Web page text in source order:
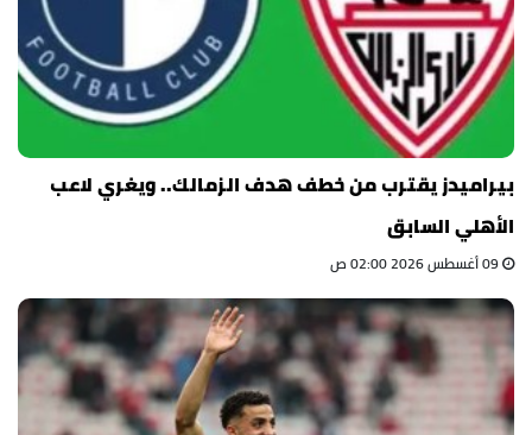
بيراميدز يقترب من خطف هدف الزمالك.. ويغري لاعب
الأهلي السابق